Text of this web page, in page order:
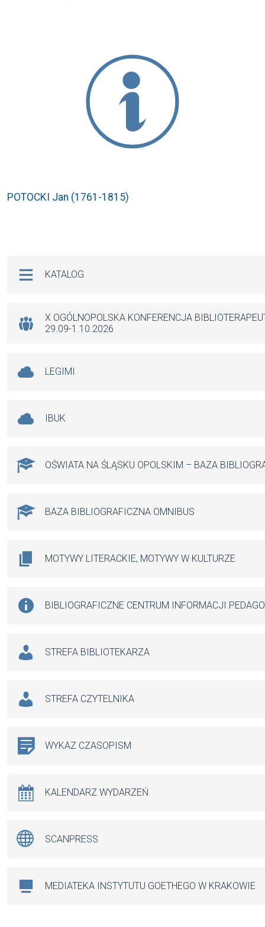
POTOCKI Jan (1761-1815)
KATALOG
X OGÓLNOPOLSKA KONFERENCJA
29.09-1.10.2026
LEGIMI
IBUK
OŚWIATA NA ŚLĄSKU OPOLSKIM – BAZA
BAZA BIBLIOGRAFICZNA OMNIBUS
MOTYWY LITERACKIE, MOTYWY W KULTURZE
BIBLIOGRAFICZNE CENTRUM INFORMACJI
STREFA BIBLIOTEKARZA
STREFA CZYTELNIKA
WYKAZ CZASOPISM
KALENDARZ WYDARZEŃ
SCANPRESS
MEDIATEKA INSTYTUTU GOETHEGO W KRAKOWIE